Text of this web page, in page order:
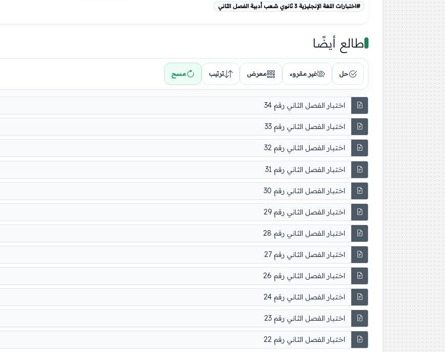
#اختبارات اللغة الإنجليزية 3 ثانوي شعب أدبية الفصل الثاني
طالع أيضًا
حل غير مقروء معرض ترتيب مسح
اختبار الفصل الثاني رقم 34
اختبار الفصل الثاني رقم 33
اختبار الفصل الثاني رقم 32
اختبار الفصل الثاني رقم 31
اختبار الفصل الثاني رقم 30
اختبار الفصل الثاني رقم 29
اختبار الفصل الثاني رقم 28
اختبار الفصل الثاني رقم 27
اختبار الفصل الثاني رقم 26
اختبار الفصل الثاني رقم 24
اختبار الفصل الثاني رقم 23
اختبار الفصل الثاني رقم 22